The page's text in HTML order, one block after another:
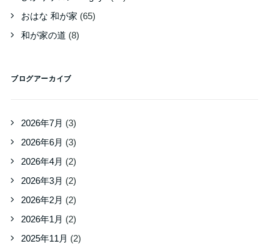
おはな 和が家 (65)
和が家の道 (8)
ブログアーカイブ
2026年7月 (3)
2026年6月 (3)
2026年4月 (2)
2026年3月 (2)
2026年2月 (2)
2026年1月 (2)
2025年11月 (2)